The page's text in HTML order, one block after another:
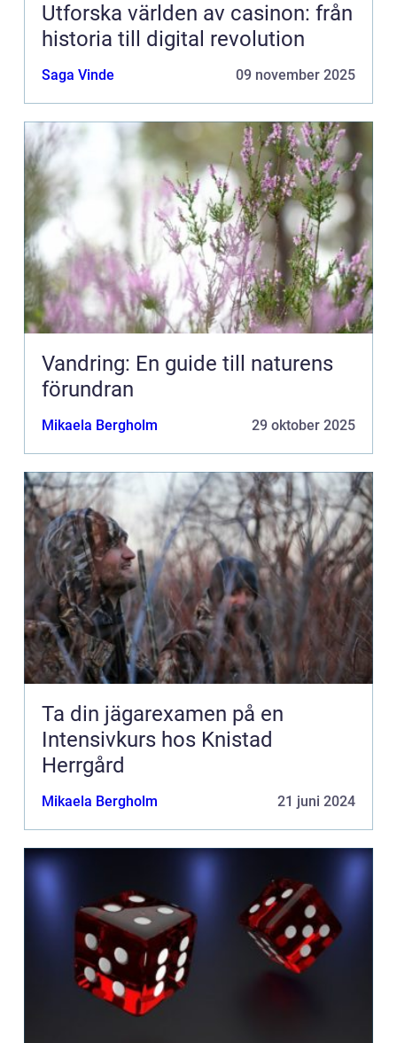
Utforska världen av casinon: från
historia till digital revolution
Saga Vinde 09 november 2025
Vandring: En guide till naturens
förundran
Mikaela Bergholm 29 oktober 2025
Ta din jägarexamen på en
Intensivkurs hos Knistad
Herrgård
Mikaela Bergholm 21 juni 2024